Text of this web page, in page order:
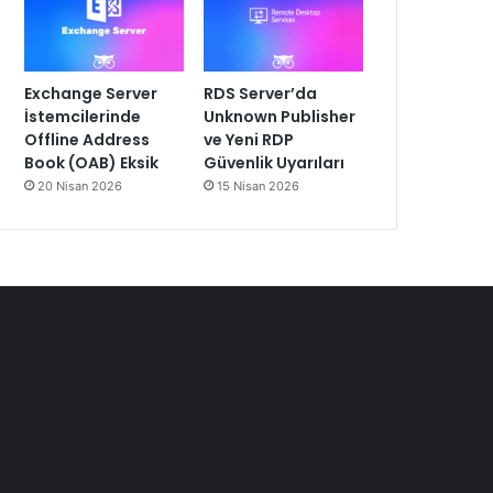
Exchange Server
İstemcilerinde
Offline Address
Book (OAB) Eksik
20 Nisan 2026
RDS Server’da
Unknown Publisher
ve Yeni RDP
Güvenlik Uyarıları
15 Nisan 2026